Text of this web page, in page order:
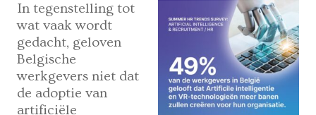
In tegenstelling tot
wat vaak wordt
gedacht, geloven
Belgische
werkgevers niet dat
de adoptie van
artificiële